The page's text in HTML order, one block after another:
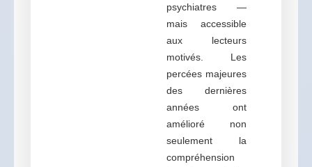
psychiatres —
mais accessible
aux lecteurs
motivés. Les
percées majeures
des dernières
années ont
amélioré non
seulement la
compréhension